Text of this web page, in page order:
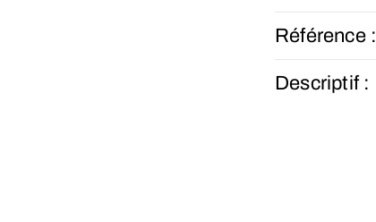
Référence :
Descriptif :